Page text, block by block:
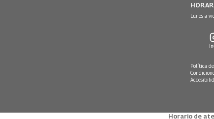
Lunes a
Política
Horario de